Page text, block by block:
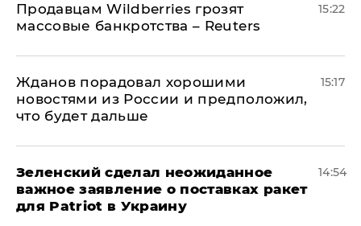
Продавцам Wildberries грозят
массовые банкротства – Reuters
15:22
Жданов порадовал хорошими
новостями из России и предположил,
что будет дальше
15:17
Зеленский сделал неожиданное
важное заявление о поставках ракет
для Patriot в Украину
14:54